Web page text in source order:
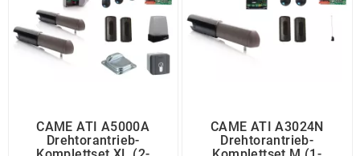
CAME ATI A5000A
Drehtorantrieb-
CAME ATI A3024N
Drehtorantrieb-